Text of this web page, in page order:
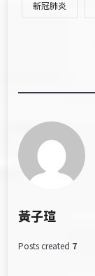
新冠肺炎
黃子瑄
Posts created 7